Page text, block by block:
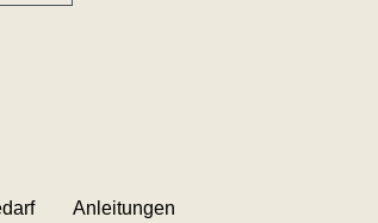
Anleitungen